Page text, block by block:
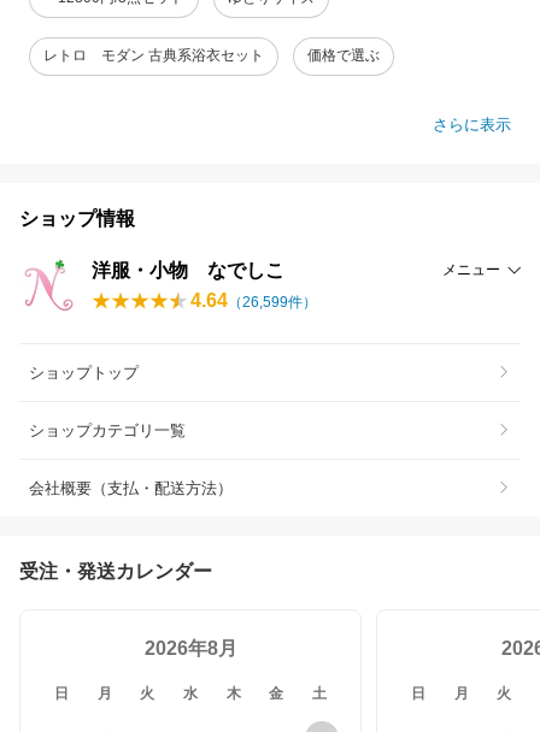
レトロ モダン 古典系浴衣セット 価格で選ぶ
さらに表示
ショップ情報
洋服・小物 なでしこ メニュー
4.64 （26,599件）
ショップトップ
ショップカテゴリ一覧
会社概要（支払・配送方法）
受注・発送カレンダー
2026年8月
日 月 火 水 木 金 土 日 月 火